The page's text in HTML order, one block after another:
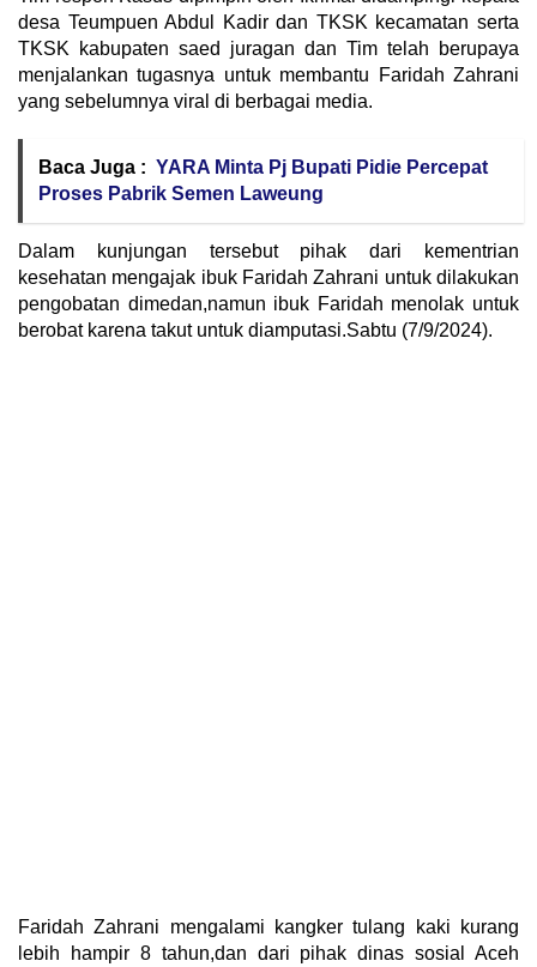
desa Teumpuen Abdul Kadir dan TKSK kecamatan serta
TKSK kabupaten saed juragan dan Tim telah berupaya
menjalankan tugasnya untuk membantu Faridah Zahrani
yang sebelumnya viral di berbagai media.
Baca Juga : YARA Minta Pj Bupati Pidie Percepat
Proses Pabrik Semen Laweung
Dalam kunjungan tersebut pihak dari kementrian
kesehatan mengajak ibuk Faridah Zahrani untuk dilakukan
pengobatan dimedan,namun ibuk Faridah menolak untuk
berobat karena takut untuk diamputasi.Sabtu (7/9/2024).
Faridah Zahrani mengalami kangker tulang kaki kurang
lebih hampir 8 tahun,dan dari pihak dinas sosial Aceh